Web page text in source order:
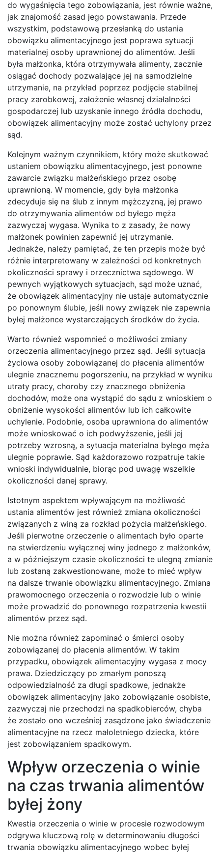
do wygaśnięcia tego zobowiązania, jest równie ważne,
jak znajomość zasad jego powstawania. Przede
wszystkim, podstawową przesłanką do ustania
obowiązku alimentacyjnego jest poprawa sytuacji
materialnej osoby uprawnionej do alimentów. Jeśli
była małżonka, która otrzymywała alimenty, zacznie
osiągać dochody pozwalające jej na samodzielne
utrzymanie, na przykład poprzez podjęcie stabilnej
pracy zarobkowej, założenie własnej działalności
gospodarczej lub uzyskanie innego źródła dochodu,
obowiązek alimentacyjny może zostać uchylony przez
sąd.
Kolejnym ważnym czynnikiem, który może skutkować
ustaniem obowiązku alimentacyjnego, jest ponowne
zawarcie związku małżeńskiego przez osobę
uprawnioną. W momencie, gdy była małżonka
zdecyduje się na ślub z innym mężczyzną, jej prawo
do otrzymywania alimentów od byłego męża
zazwyczaj wygasa. Wynika to z zasady, że nowy
małżonek powinien zapewnić jej utrzymanie.
Jednakże, należy pamiętać, że ten przepis może być
różnie interpretowany w zależności od konkretnych
okoliczności sprawy i orzecznictwa sądowego. W
pewnych wyjątkowych sytuacjach, sąd może uznać,
że obowiązek alimentacyjny nie ustaje automatycznie
po ponownym ślubie, jeśli nowy związek nie zapewnia
byłej małżonce wystarczających środków do życia.
Warto również wspomnieć o możliwości zmiany
orzeczenia alimentacyjnego przez sąd. Jeśli sytuacja
życiowa osoby zobowiązanej do płacenia alimentów
ulegnie znacznemu pogorszeniu, na przykład w wyniku
utraty pracy, choroby czy znacznego obniżenia
dochodów, może ona wystąpić do sądu z wnioskiem o
obniżenie wysokości alimentów lub ich całkowite
uchylenie. Podobnie, osoba uprawniona do alimentów
może wnioskować o ich podwyższenie, jeśli jej
potrzeby wzrosną, a sytuacja materialna byłego męża
ulegnie poprawie. Sąd każdorazowo rozpatruje takie
wnioski indywidualnie, biorąc pod uwagę wszelkie
okoliczności danej sprawy.
Istotnym aspektem wpływającym na możliwość
ustania alimentów jest również zmiana okoliczności
związanych z winą za rozkład pożycia małżeńskiego.
Jeśli pierwotne orzeczenie o alimentach było oparte
na stwierdzeniu wyłącznej winy jednego z małżonków,
a w późniejszym czasie okoliczności te ulegną zmianie
lub zostaną zakwestionowane, może to mieć wpływ
na dalsze trwanie obowiązku alimentacyjnego. Zmiana
prawomocnego orzeczenia o rozwodzie lub o winie
może prowadzić do ponownego rozpatrzenia kwestii
alimentów przez sąd.
Nie można również zapominać o śmierci osoby
zobowiązanej do płacenia alimentów. W takim
przypadku, obowiązek alimentacyjny wygasa z mocy
prawa. Dziedziczący po zmarłym ponoszą
odpowiedzialność za długi spadkowe, jednakże
obowiązek alimentacyjny jako zobowiązanie osobiste,
zazwyczaj nie przechodzi na spadkobierców, chyba
że zostało ono wcześniej zasądzone jako świadczenie
alimentacyjne na rzecz małoletniego dziecka, które
jest zobowiązaniem spadkowym.
Wpływ orzeczenia o winie
na czas trwania alimentów
byłej żony
Kwestia orzeczenia o winie w procesie rozwodowym
odgrywa kluczową rolę w determinowaniu długości
trwania obowiązku alimentacyjnego wobec byłej